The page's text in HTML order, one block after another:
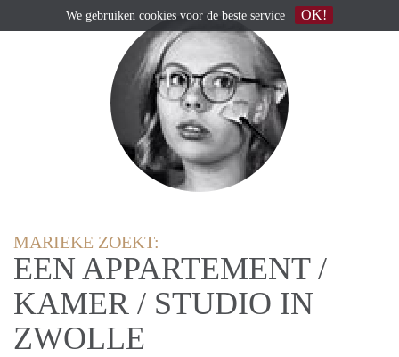
MARIEKE ZOEKT:
EEN APPARTEMENT /
KAMER / STUDIO IN
ZWOLLE
We gebruiken cookies voor de beste service OK!